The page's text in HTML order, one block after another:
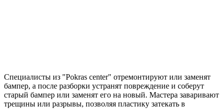
Специалисты из "Pokras center" отремонтируют или заменят
бампер, а после разборки устранят повреждение и соберут
старый бампер или заменят его на новый. Мастера заваривают
трещины или разрывы, позволяя пластику затекать в